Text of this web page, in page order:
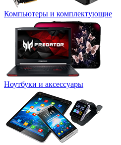
Компьютеры и комплектующие
Ноутбуки и аксессуары